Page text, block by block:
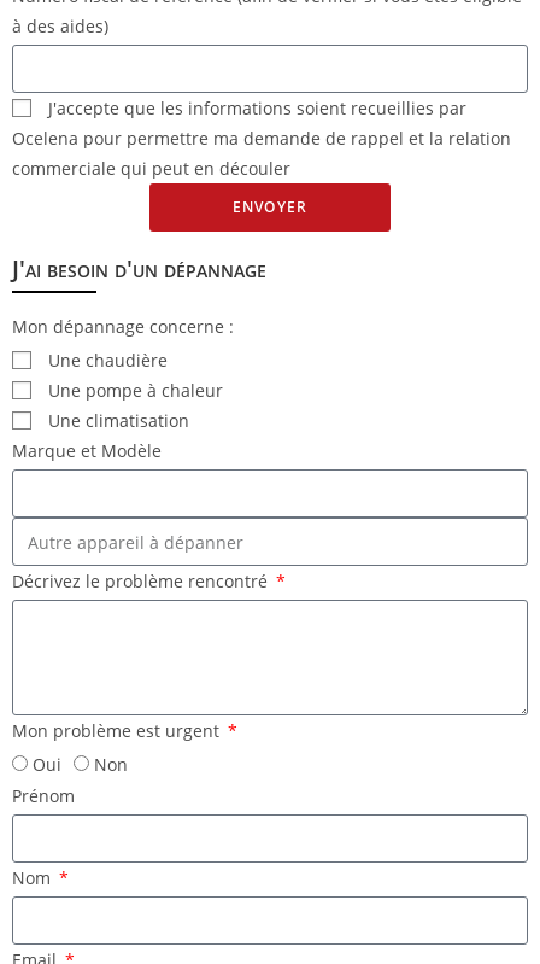
à des aides)
J'accepte que les informations soient recueillies par
Ocelena pour permettre ma demande de rappel et la relation
commerciale qui peut en découler
ENVOYER
J'ai besoin d'un dépannage
Mon dépannage concerne :
Une chaudière
Une pompe à chaleur
Une climatisation
Marque et Modèle
Décrivez le problème rencontré
Mon problème est urgent
Oui
Non
Prénom
Nom